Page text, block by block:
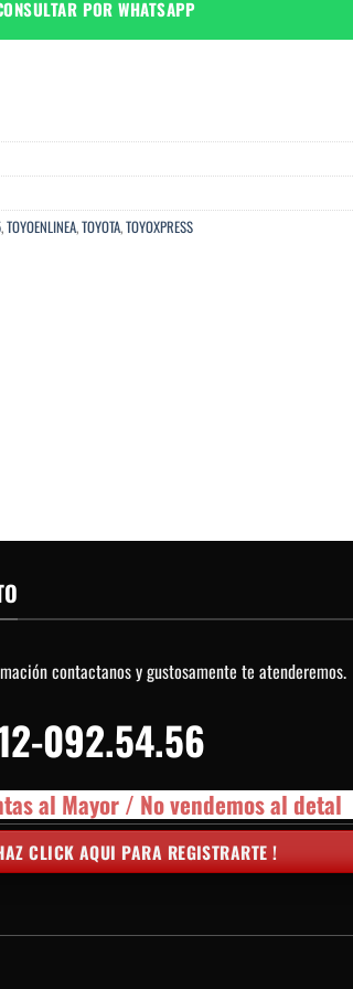
POR WHATSAPP
,TOYOENLINEA,TOYOTA,TOYOXPRESS
contactanos y gustosamente te atenderemos.
092.54.56
al Mayor / No vendemos al detal
CLICK AQUI PARA REGISTRARTE !